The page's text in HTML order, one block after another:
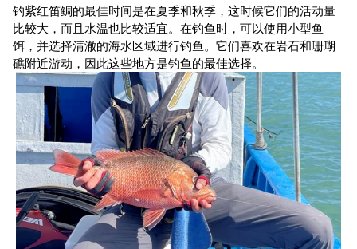
钓紫红笛鲷的最佳时间是在夏季和秋季，这时候它们的活动量
比较大，而且水温也比较适宜。在钓鱼时，可以使用小型鱼
饵，并选择清澈的海水区域进行钓鱼。它们喜欢在岩石和珊瑚
礁附近游动，因此这些地方是钓鱼的最佳选择。